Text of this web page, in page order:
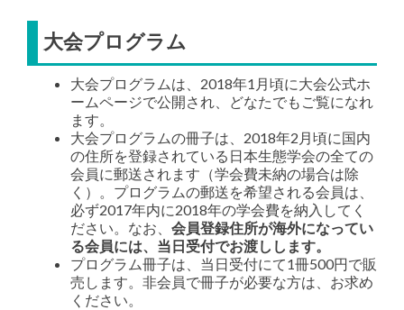
大会プログラム
大会プログラムは、2018年1月頃に大会公式ホ
ームページで公開され、どなたでもご覧になれ
ます。
大会プログラムの冊子は、2018年2月頃に国内
の住所を登録されている日本生態学会の全ての
会員に郵送されます（学会費未納の場合は除
く）。プログラムの郵送を希望される会員は、
必ず2017年内に2018年の学会費を納入してく
ださい。なお、 会員登録住所が海外になってい
る会員には、当日受付でお渡しします。
プログラム冊子は、当日受付にて1冊500円で販
売します。非会員で冊子が必要な方は、お求め
ください。